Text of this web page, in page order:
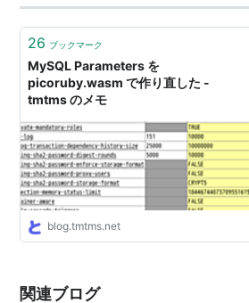
ン（オバ…）な人じゃなくてもっと…
26 ブックマーク
MySQL Parameters を
picoruby.wasm で作り直した -
tmtms のメモ
blog.tmtms.net
関連ブログ